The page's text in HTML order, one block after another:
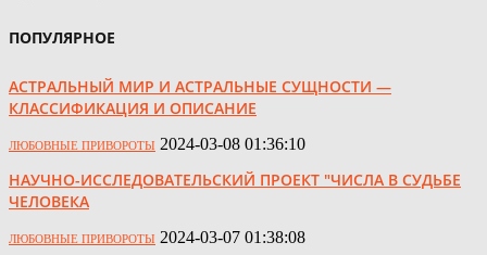
ПОПУЛЯРНОЕ
АСТРАЛЬНЫЙ МИР И АСТРАЛЬНЫЕ СУЩНОСТИ —
КЛАССИФИКАЦИЯ И ОПИСАНИЕ
ЛЮБОВНЫЕ ПРИВОРОТЫ 2024-03-08 01:36:10
НАУЧНО-ИССЛЕДОВАТЕЛЬСКИЙ ПРОЕКТ "ЧИСЛА В СУДЬБЕ
ЧЕЛОВЕКА
ЛЮБОВНЫЕ ПРИВОРОТЫ 2024-03-07 01:38:08